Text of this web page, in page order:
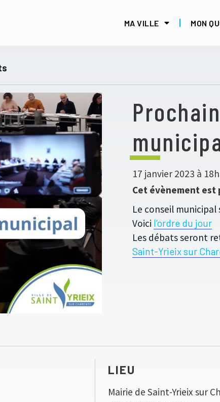
MA VILLE MON
17 janvier 2023 à
Cet évènement est
Le conseil municipal
Voici l’ordre du jour
Les débats seront
Saint-Yrieix sur
LIEU
Mairie de Saint-Yrieix sur